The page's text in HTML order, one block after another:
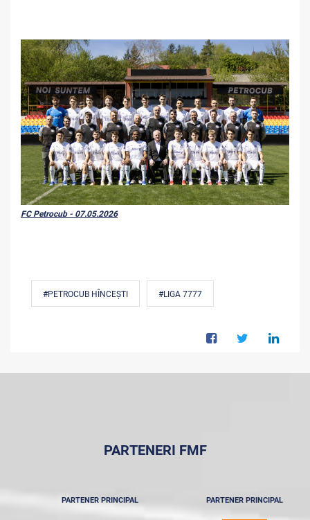
FC Petrocub - 07.05.2026
#PETROCUB HÎNCEȘTI #LIGA 7777
PARTENERI FMF
PARTENER PRINCIPAL PARTENER PRINCIPAL